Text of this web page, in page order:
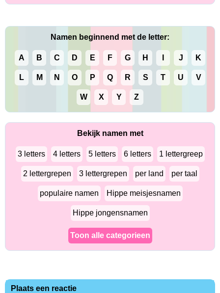
Namen beginnend met de letter:
A B C D E F G H J K
L M N O P Q R S T U V
W X Y Z
Bekijk namen met
3 letters 4 letters 5 letters 6 letters 1 lettergreep
2 lettergrepen 3 lettergrepen per land per taal
populaire namen Hippe meisjesnamen
Hippe jongensnamen
Toon alle categorieen
Plaats een reactie